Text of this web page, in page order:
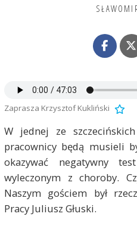
Zaprasza Krzysztof Kukliński
W jednej ze
pracownicy będą musieli
okazywać negatywny
wyleczonym z choroby.
Naszym gościem był
Pracy Juliusz Głuski.